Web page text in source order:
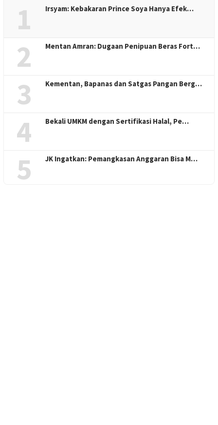
1 Irsyam: Kebakaran Prince Soya Hanya Efek…
2 Mentan Amran: Dugaan Penipuan Beras Fort…
3 Kementan, Bapanas dan Satgas Pangan Berg…
4 Bekali UMKM dengan Sertifikasi Halal, Pe…
5 JK Ingatkan: Pemangkasan Anggaran Bisa M…